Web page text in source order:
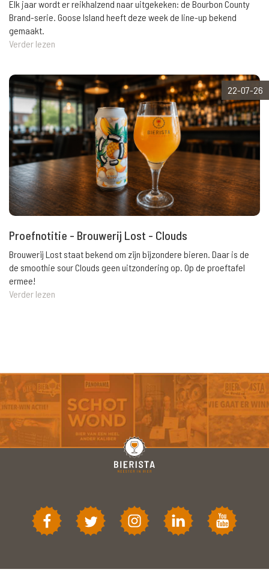
Elk jaar wordt er reikhalzend naar uitgekeken: de Bourbon County
Brand-serie. Goose Island heeft deze week de line-up bekend
gemaakt.
Verder lezen
22-07-26
Proefnotitie - Brouwerij Lost - Clouds
Brouwerij Lost staat bekend om zijn bijzondere bieren. Daar is de
de smoothie sour Clouds geen uitzondering op. Op de proeftafel
ermee!
Verder lezen